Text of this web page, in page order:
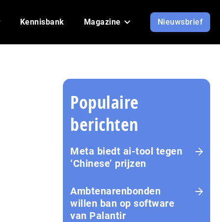
Kennisbank Magazine Nieuwsbrief
Populaire
berichten
Meta biedt ai-tool tegen
‘Chinese’ prijzen
Ambtenarenbonden
willen ban op software
van Palantir